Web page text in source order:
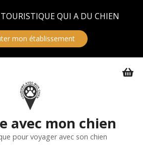
QUI A DU CHIEN
mon établissement
avec mon chien
pour voyager avec son chien